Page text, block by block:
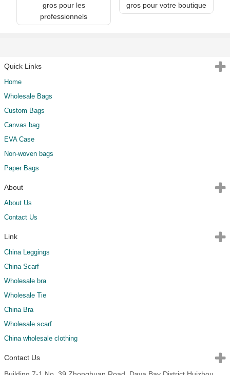
gros pour les
professionnels
gros pour votre boutique
Quick Links
Home
Wholesale Bags
Custom Bags
Canvas bag
EVA Case
Non-woven bags
Paper Bags
About
About Us
Contact Us
Link
China Leggings
China Scarf
Wholesale bra
Wholesale Tie
China Bra
Wholesale scarf
China wholesale clothing
Contact Us